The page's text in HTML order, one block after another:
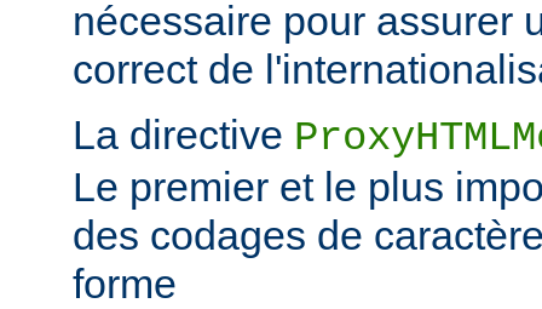
nécessaire pour assurer
correct de
La directive
Le premier et le plus
des codages de
forme